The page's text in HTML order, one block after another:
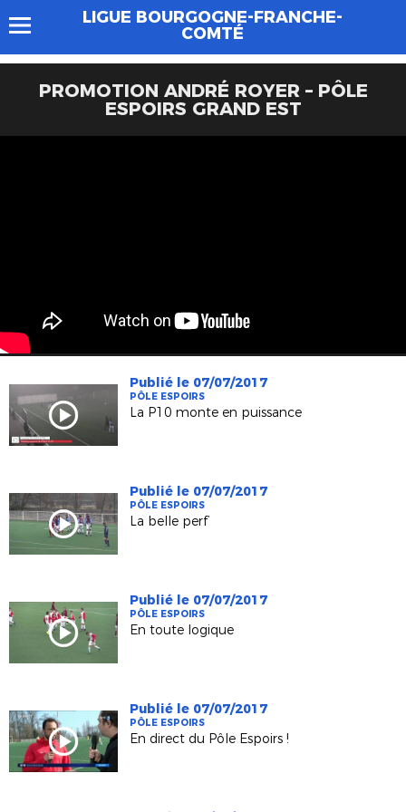
LIGUE BOURGOGNE-FRANCHE-
COMTÉ
PROMOTION ANDRÉ ROYER – PÔLE
ESPOIRS GRAND EST
Publié le 07/07/2017
PÔLE ESPOIRS
La P10 monte en puissance
Publié le 07/07/2017
PÔLE ESPOIRS
La belle perf’
Publié le 07/07/2017
PÔLE ESPOIRS
En toute logique
Publié le 07/07/2017
PÔLE ESPOIRS
En direct du Pôle Espoirs !